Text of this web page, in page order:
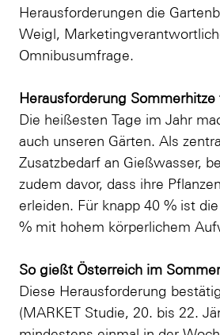
Herausforderungen die
Weigl,
Omnibusumfrage.
Herausforderung
Die heißesten Tage im Jahr
auch unseren Gärten. Als
Zusatzbedarf an Gießwasser,
zudem davor, dass ihre
erleiden. Für knapp 40 % ist
% mit hohem körperlichem
So gießt Österreich im
Diese Herausforderung
(MARKET Studie, 20. bis 22.